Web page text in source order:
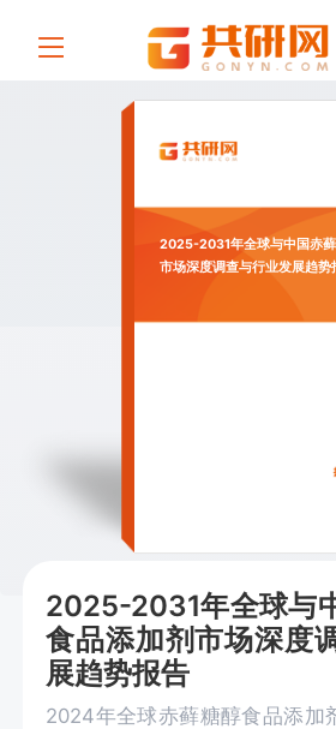
2025-2031年全球与中国赤
市场深度调查与行业发展趋势
2025-2031年全球与
食品添加剂市场深度
展趋势报告
2024年全球赤藓糖醇食品添加